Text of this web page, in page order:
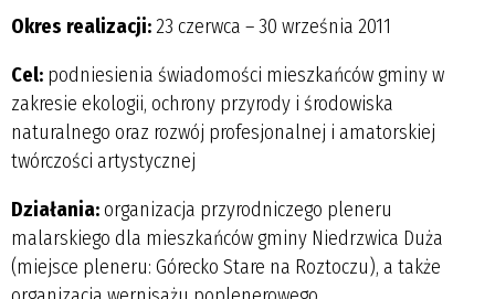
Okres realizacji:23 czerwca – 30 września 2011
Cel: podniesienia świadomości mieszkańców gminy w
zakresie ekologii, ochrony przyrody i środowiska
naturalnego oraz rozwój profesjonalnej i amatorskiej
twórczości artystycznej
Działania:organizacja przyrodniczego pleneru
malarskiego dla mieszkańców gminy Niedrzwica Duża
(miejsce pleneru: Górecko Stare na Roztoczu), a także